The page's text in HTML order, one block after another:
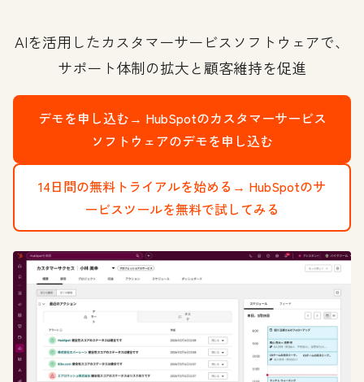
AIを活用したカスタマーサービスソフトウェアで、
サポート体制の拡大と顧客維持を促進
デモを申し込む→ HubSpotのカスタマーサービス
ソフトウェアのデモを申し込む
14日間の無料トライアルを始める→ HubSpotのサ
ービスツールを無料で試してみる